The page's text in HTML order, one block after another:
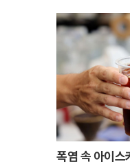
폭염 속 아이스